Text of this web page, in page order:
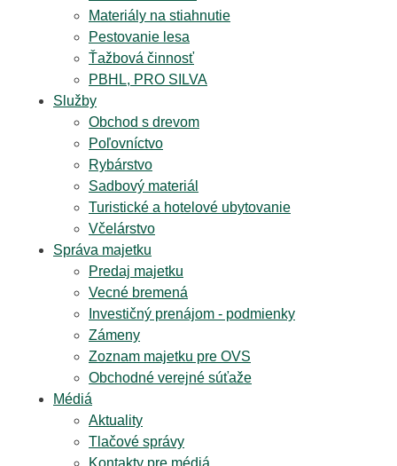
Materiály na stiahnutie
Pestovanie lesa
Ťažbová činnosť
PBHL, PRO SILVA
Služby
Obchod s drevom
Poľovníctvo
Rybárstvo
Sadbový materiál
Turistické a hotelové ubytovanie
Včelárstvo
Správa majetku
Predaj majetku
Vecné bremená
Investičný prenájom - podmienky
Zámeny
Zoznam majetku pre OVS
Obchodné verejné súťaže
Médiá
Aktuality
Tlačové správy
Kontakty pre médiá